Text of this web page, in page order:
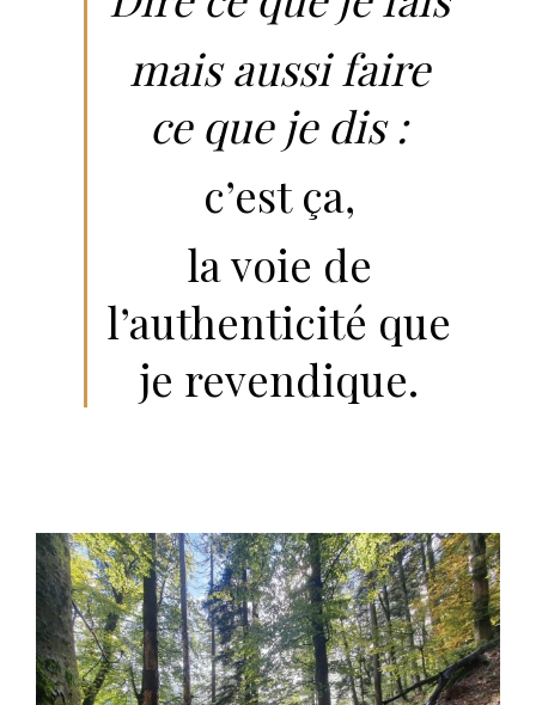
mais aussi faire
ce que je dis :
c’est ça,
la voie de
l’authenticité que
je revendique.